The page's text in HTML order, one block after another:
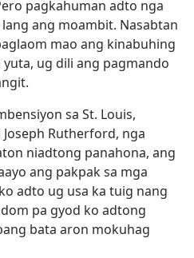
pagkahuman adto nga
ang moambit. Nasabtan
mao ang kinabuhing
ug dili ang pagmando
sa St. Louis,
Rutherford, nga
niadtong panahona, ang
ang pakpak sa mga
adto ug usa ka tuig nang
pa gyod ko adtong
bata aron mokuhag